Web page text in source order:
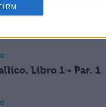
Libro 7 - Par. 17
Libro 1 - Par. 1